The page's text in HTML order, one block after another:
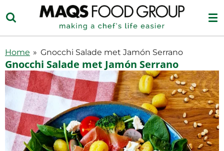
direct
naar
hoofdinhoud
Home » Gnocchi Salade met Jamón Serrano
Gnocchi Salade met Jamón Serrano